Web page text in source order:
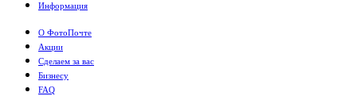
Информация
О ФотоПочте
Акции
Сделаем за вас
Бизнесу
FAQ